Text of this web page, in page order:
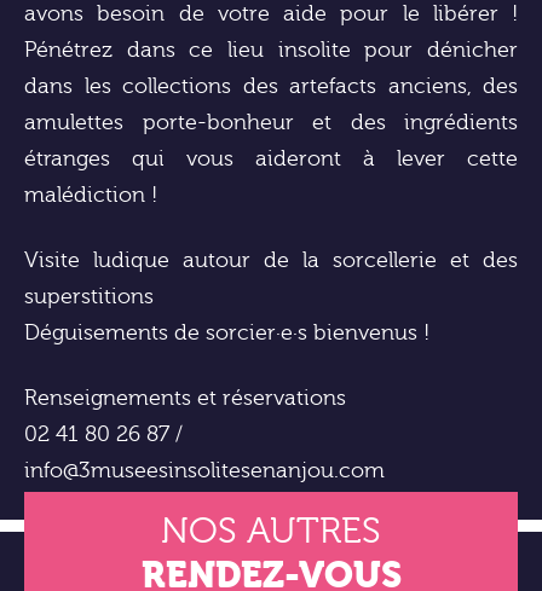
avons besoin de votre aide pour le libérer !
Pénétrez dans ce lieu insolite pour dénicher
dans les collections des artefacts anciens, des
amulettes porte-bonheur et des ingrédients
étranges qui vous aideront à lever cette
malédiction !
Visite ludique autour de la sorcellerie et des
superstitions
Déguisements de sorcier·e·s bienvenus !
Renseignements et réservations
02 41 80 26 87 /
info@3museesinsolitesenanjou.com
NOS AUTRES
RENDEZ-VOUS